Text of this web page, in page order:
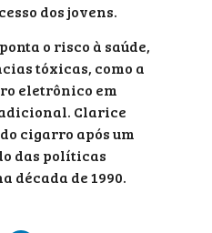
dos jovens.
o risco à saúde,
tóxicas, como a
eletrônico em
Clarice
cigarro após um
das políticas
década de 1990.